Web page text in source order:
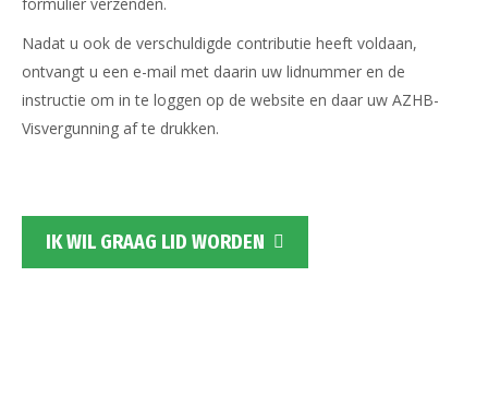
Nadat u ook de verschuldigde contributie heeft voldaan,
ontvangt u een e-mail met daarin uw lidnummer en de
instructie om in te loggen op de website en daar uw AZHB-
Visvergunning af te drukken.
IK WIL GRAAG LID WORDEN